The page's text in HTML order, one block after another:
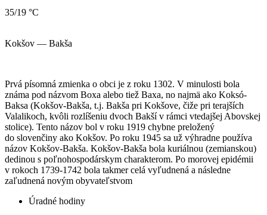
35/19 °C
Kokšov — Bakša
Prvá písomná zmienka o obci je z roku 1302. V minulosti bola
známa pod názvom Boxa alebo tiež Baxa, no najmä ako Koksó-
Baksa (Kokšov-Bakša, t.j. Bakša pri Kokšove, čiže pri terajších
Valalikoch, kvôli rozlíšeniu dvoch Bakší v rámci vtedajšej Abovskej
stolice). Tento názov bol v roku 1919 chybne preložený
do slovenčiny ako Kokšov. Po roku 1945 sa už výhradne používa
názov Kokšov-Bakša. Kokšov-Bakša bola kuriálnou (zemianskou)
dedinou s poľnohospodárskym charakterom. Po morovej epidémii
v rokoch 1739-1742 bola takmer celá vyľudnená a následne
zaľudnená novým obyvateľstvom
Úradné hodiny